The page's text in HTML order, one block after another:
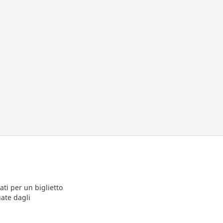
per un biglietto
dagli